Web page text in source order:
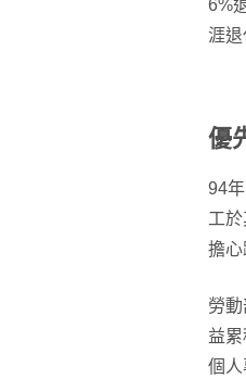
6%
涯退
優
94
工
擔心
勞
益
個人